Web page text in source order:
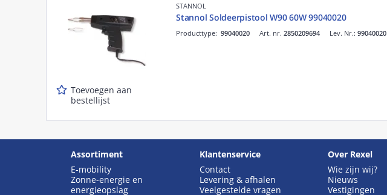
Toevoegen aan
bestellijst
STANNOL
Stannol Soldeerpistool W90 60W 99040020
Art. nr. 2850209694
Producttype: 99040020 Lev. Nr.: 99040020
Assortiment
E-mobility
Zonne-energie en
energieopslag
Klantenservice
Contact
Levering & afhalen
Veelgestelde vragen
Over Rexel
Wie zijn wij?
Nieuws
Vestigingen